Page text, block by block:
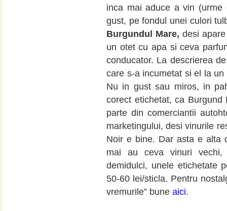
inca mai aduce a vin
gust, pe fondul unei culori
Burgundul Mare, desi
un otet cu apa si ceva
conducator. La descrierea
care s-a incumetat si el la
Nu in gust sau miros, in
corect etichetat, ca
parte din comerciantii
marketingului, desi vinurile
Noir e bine. Dar asta e alta
mai au ceva vinuri vechi,
demidulci, unele etichetate
50-60 lei/sticla. Pentru
vremurile” bune aici.